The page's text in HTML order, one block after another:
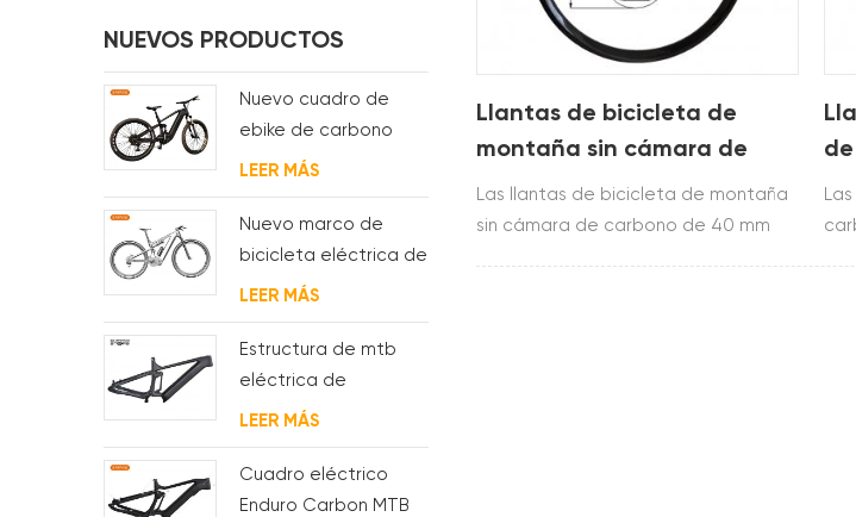
Llantas de bicicleta de
montaña sin cámara de
carbono de 40 mm para xc
am
Las llantas de bicicleta de montaña
sin cámara de carbono de 40 mm
NUEVOS PRODUCTOS
Nuevo cuadro de
ebike de carbono
con motor bafang
M620 de suspensión
completa para MTB y
fat bike
LEER MÁS
Nuevo marco de
bicicleta eléctrica de
suspensión completa
BAFANG G510 de
molde
LEER MÁS
Estructura de mtb
eléctrica de
suspensión con
enrutamiento de
cables
completamente
LEER MÁS
Cuadro eléctrico
Enduro Carbon MTB